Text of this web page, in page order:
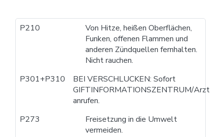
P210
Von Hitze, heißen Oberflächen,
Funken, offenen Flammen und
anderen Zündquellen fernhalten.
Nicht rauchen.
P301+P310
BEI VERSCHLUCKEN: Sofort
GIFTINFORMATIONSZENTRUM/Arzt
anrufen.
P273
Freisetzung in die Umwelt
vermeiden.